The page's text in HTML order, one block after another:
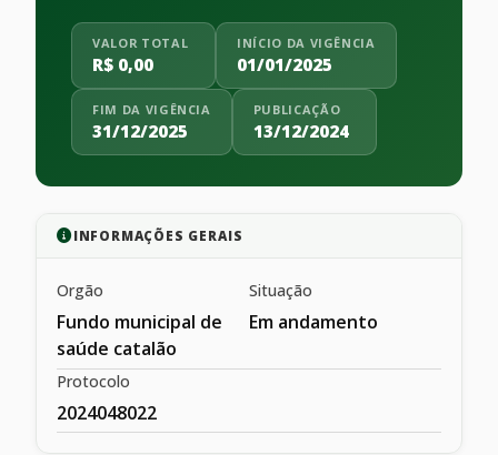
VALOR TOTAL
R$ 0,00
INÍCIO DA VIGÊNCIA
01/01/2025
FIM DA VIGÊNCIA
31/12/2025
PUBLICAÇÃO
13/12/2024
INFORMAÇÕES GERAIS
Orgão
Fundo municipal de
saúde catalão
Situação
Em andamento
Protocolo
2024048022